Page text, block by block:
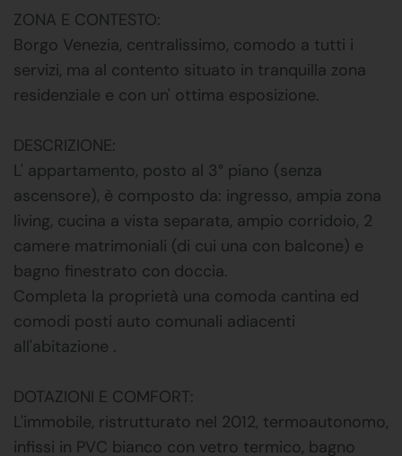
ZONA E CONTESTO:
Borgo Venezia, centralissimo, comodo a tutti i
servizi, ma al contento situato in tranquilla zona
residenziale e con un' ottima esposizione.
DESCRIZIONE:
L' appartamento, posto al 3° piano (senza
ascensore), è composto da: ingresso, ampia zona
living, cucina a vista separata, ampio corridoio, 2
camere matrimoniali (di cui una con balcone) e
bagno finestrato con doccia.
Completa la proprietà una comoda cantina ed
comodi posti auto comunali adiacenti
all'abitazione .
DOTAZIONI E COMFORT:
L'immobile, ristrutturato nel 2012, termoautonomo,
infissi in PVC bianco con vetro termico, bagno